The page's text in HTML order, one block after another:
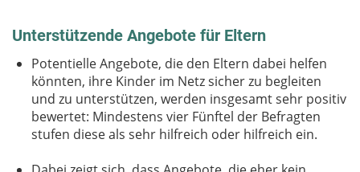
Unterstützende Angebote für Eltern
Potentielle Angebote, die den Eltern dabei helfen
könnten, ihre Kinder im Netz sicher zu begleiten
und zu unterstützen, werden insgesamt sehr positiv
bewertet: Mindestens vier Fünftel der Befragten
stufen diese als sehr hilfreich oder hilfreich ein.